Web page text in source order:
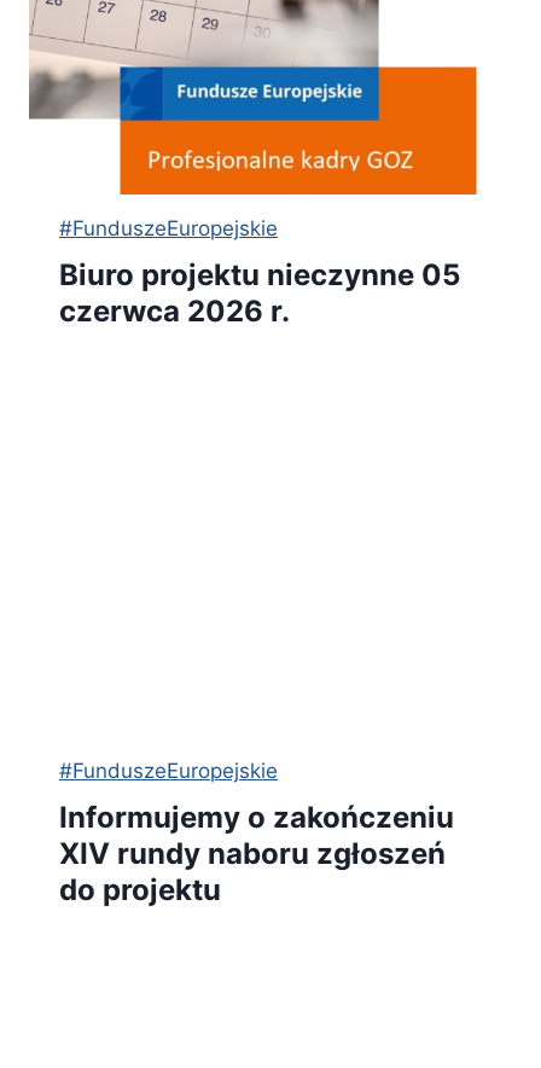
#FunduszeEuropejskie
Biuro projektu nieczynne 05
czerwca 2026 r.
#FunduszeEuropejskie
Informujemy o zakończeniu
XIV rundy naboru zgłoszeń
do projektu